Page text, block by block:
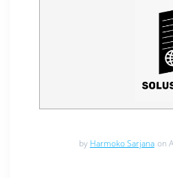
by Harmoko Sarjana on